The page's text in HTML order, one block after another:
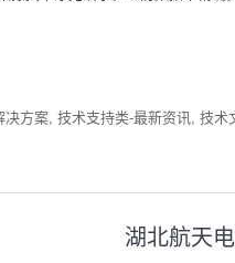
决方案, 技术支持类-最新资讯, 技术
湖北航天